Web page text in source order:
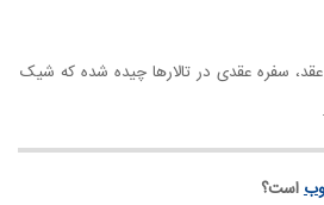
عقد، سفره عقدی در تالارها چیده شده که شیک
است؟